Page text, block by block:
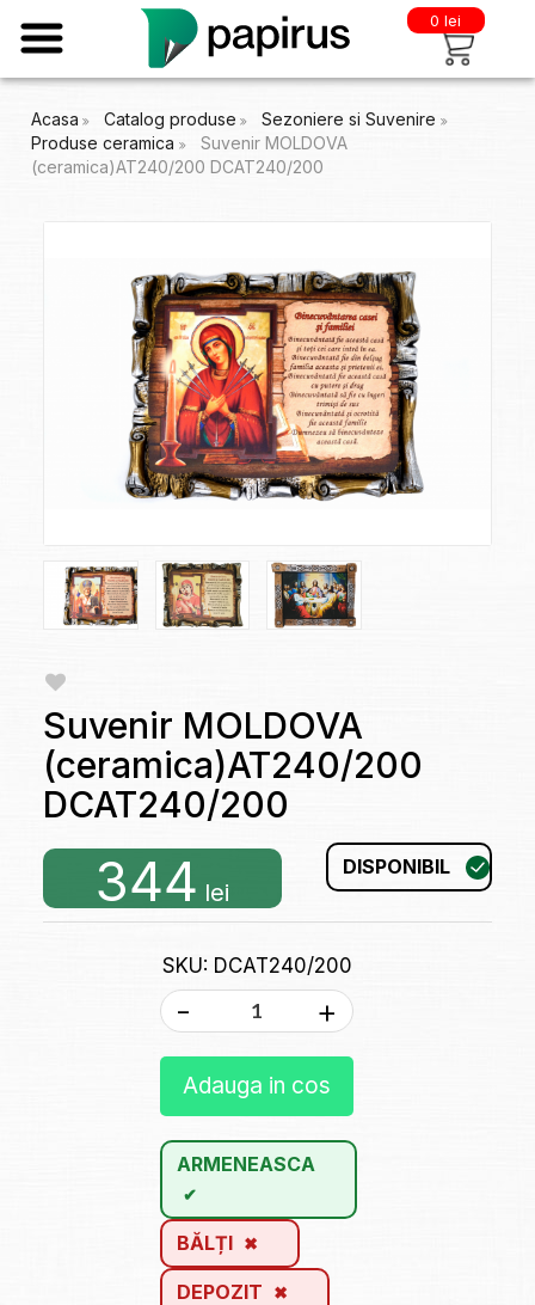
0 lei
Acasa Catalog produse
Sezoniere si Suvenire
Produse ceramica
Suvenir MOLDOVA
(ceramica)AT240/200 DCAT240/200
Suvenir MOLDOVA
(ceramica)AT240/200
DCAT240/200
344 lei
DISPONIBIL
SKU: DCAT240/200
- +
Adauga in cos
ARMENEASCA
BĂLȚI
DEPOZIT